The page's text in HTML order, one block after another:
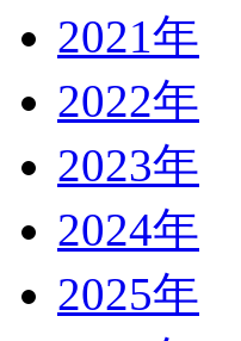
2021年
2022年
2023年
2024年
2025年